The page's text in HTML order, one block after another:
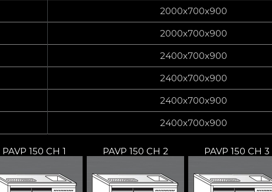
2000x700x900
2000x700x900
2400x700x900
2400x700x900
2400x700x900
2400x700x900
PAVP 150 CH 1 PAVP 150 CH 2 PAVP 150 CH 3